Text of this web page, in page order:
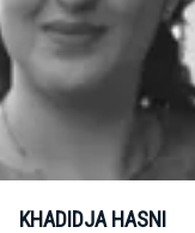
KHADIDJA HASNI